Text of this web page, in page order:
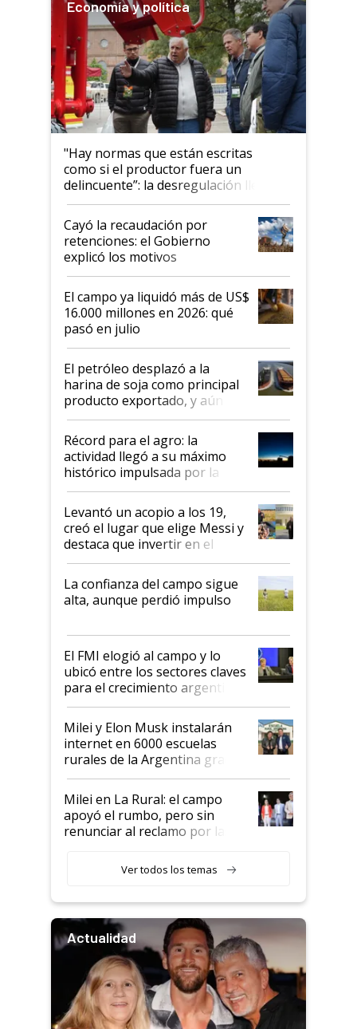
Economía y política
"Hay normas que están escritas
como si el productor fuera un
delincuente”: la desregulación llegó
al Congreso Aapresid y hasta se
habló del financiamiento al IPCVA
Cayó la recaudación por
retenciones: el Gobierno
explicó los motivos
El campo ya liquidó más de US$
16.000 millones en 2026: qué
pasó en julio
El petróleo desplazó a la
harina de soja como principal
producto exportado, y aún así
el agro aportó casi seis de cada
diez dólares y sostuvo el
liderazgo en un semestre
récord
Récord para el agro: la
actividad llegó a su máximo
histórico impulsada por la
cosecha y las exportaciones
Levantó un acopio a los 19,
creó el lugar que elige Messi y
destaca que invertir en el
kirchnerismo era como "darle
plata a un hijo para droga":
Juan Félix Rossetti, el libertario
que de una dura crisis salió
de Milei
La confianza del campo sigue
alta, aunque perdió impulso
El FMI elogió al campo y lo
ubicó entre los sectores claves
para el crecimiento argentino
Milei y Elon Musk instalarán
internet en 6000 escuelas
rurales de la Argentina gracias
a un acuerdo con Starlink
Milei en La Rural: el campo
apoyó el rumbo, pero sin
renunciar al reclamo por las
Ver todos los temas
Actualidad